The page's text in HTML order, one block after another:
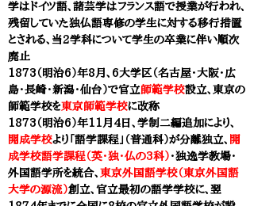
学はドイツ語、諸芸学はフランス語で授業が行われ、
残留していた独仏語専修の学生に対する移行措置
とされる、当2学科について学生の卒業に伴い順次
廃止
1873（明治6）年8月、6大学区（名古屋・大阪・広
島・長崎・新潟・仙台）で官立 師範学校設立、東京の
師範学校を東京師範学校に改称
1873（明治6）年11月4日、学制二編追加により、
開成学校より「語学課程」（普通科）が分離独立、 開
成学校語学課程（英・独・仏の3科） ・独逸学教場・
外国語学所を統合、 東京外国語学校（東京外国語
大学の源流）創立、官立最初の語学学校に、翌